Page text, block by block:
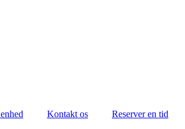
Kontakt os Reserver en tid